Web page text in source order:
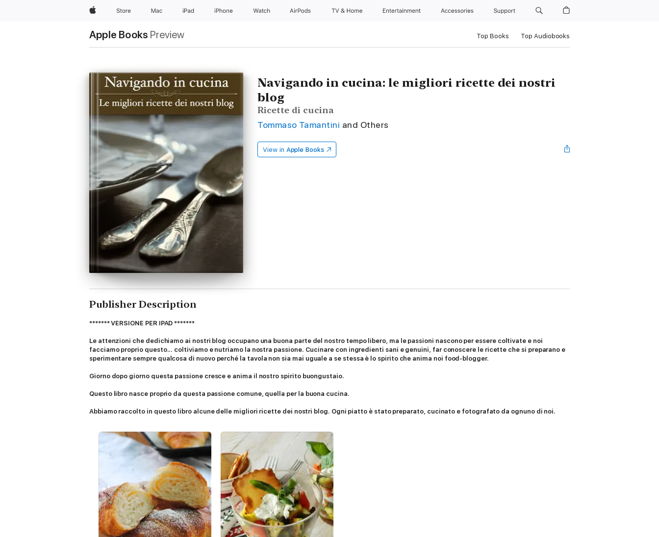
AppleStore Mac iPad iPhone Watch AirPods TV & Home Entertainment Accessories Support
Apple Books Preview Top Books Top Audiobooks
Navigando in cucina: le migliori ricette dei nostri
blog
Ricette di cucina
Tommaso Tamantini and Others
View in Apple Books
Publisher Description
******* VERSIONE PER IPAD *******
Le attenzioni che dedichiamo ai nostri blog occupano una buona parte del nostro tempo libero, ma le passioni nascono per essere coltivate e noi
facciamo proprio questo... coltiviamo e nutriamo la nostra passione. Cucinare con ingredienti sani e genuini, far conoscere le ricette che si preparano e
sperimentare sempre qualcosa di nuovo perché la tavola non sia mai uguale a se stessa è lo spirito che anima noi food-blogger.
Giorno dopo giorno questa passione cresce e anima il nostro spirito buongustaio.
Questo libro nasce proprio da questa passione comune, quella per la buona cucina.
Abbiamo raccolto in questo libro alcune delle migliori ricette dei nostri blog. Ogni piatto è stato preparato, cucinato e fotografato da ognuno di noi.